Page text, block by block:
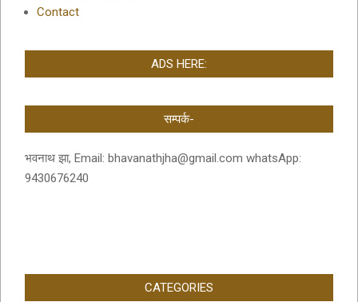
Contact
ADS HERE:
सम्पर्क-
भवनाथ झा, Email: bhavanathjha@gmail.com whatsApp:
9430676240
CATEGORIES